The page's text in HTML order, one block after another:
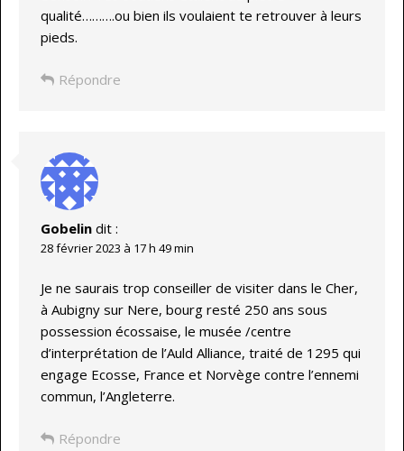
qualité……….ou bien ils voulaient te retrouver à leurs
pieds.
Répondre
Gobelin dit :
28 février 2023 à 17 h 49 min
Je ne saurais trop conseiller de visiter dans le Cher,
à Aubigny sur Nere, bourg resté 250 ans sous
possession écossaise, le musée /centre
d’interprétation de l’Auld Alliance, traité de 1295 qui
engage Ecosse, France et Norvège contre l’ennemi
commun, l’Angleterre.
Répondre